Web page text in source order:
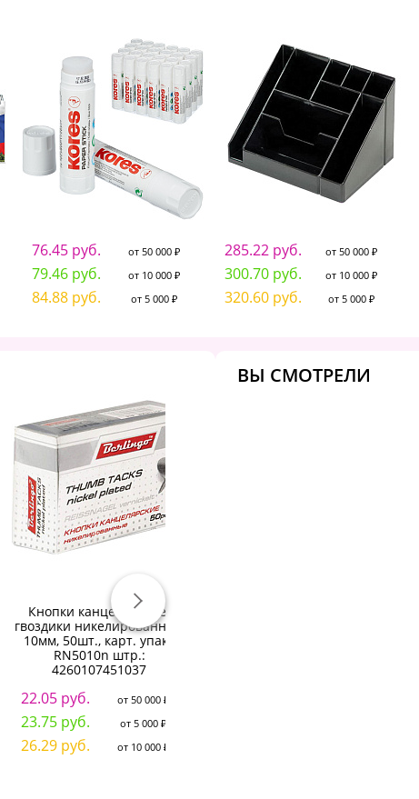
76.45 руб. от 50 000 ₽
79.46 руб. от 10 000 ₽
84.88 руб. от 5 000 ₽
285.22 руб. от 50 000 ₽
300.70 руб. от 10 000 ₽
320.60 руб. от 5 000 ₽
Кнопки канцелярские/
гвоздики никелированные
10мм, 50шт., карт. упак.:
RN5010n штр.:
4260107451037
22.05 руб. от 50 000 ₽
23.75 руб. от 5 000 ₽
26.29 руб. от 10 000 ₽
ВЫ СМОТРЕЛИ